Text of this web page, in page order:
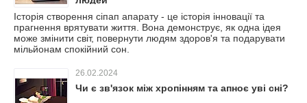
Історія створення сіпап апарату - це історія інновації та
прагнення врятувати життя. Вона демонструє, як одна ідея
може змінити світ, повернути людям здоров'я та подарувати
мільйонам спокійний сон.
26.02.2024
Чи є зв'язок між хропінням та апноє уві сні?